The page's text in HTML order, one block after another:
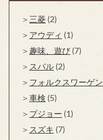
三菱 (2)
アウディ (1)
趣味、遊び (7)
スバル (2)
フォルクスワーゲン
車検 (5)
プジョー (1)
スズキ (7)